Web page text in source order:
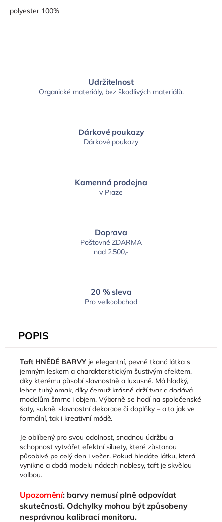
polyester 100%
Udržitelnost
Organické materiály, bez škodlivých materiálů.
Dárkové poukazy
Dárkové poukazy
Kamenná prodejna
v Praze
Doprava
Poštovné ZDARMA
nad 2.500,-
20 % sleva
Pro velkoobchod
POPIS
Taft HNĚDÉ BARVY je elegantní, pevně tkaná látka s
jemným leskem a charakteristickým šustivým efektem,
díky kterému působí slavnostně a luxusně. Má hladký,
lehce tuhý omak, díky čemuž krásně držítvar a dodává
modelům šmrnc i objem. Výborně se hodí na společenské
šaty, sukně, slavnostnídekorace či doplňky – a to jak ve
formální, tak i kreativní módě.
Je oblíbený pro svou odolnost, snadnou údržbu a
schopnost vytvářet efektní siluety, které zůstanou
působivé po celý den i večer. Pokud hledáte látku, která
vynikne a dodá modelu nádech noblesy, taft je skvělou
volbou.
Upozornění: barvy nemusí plně odpovídat
skutečnosti. Odchylky mohou být způsobeny
nesprávnou kalibrací monitoru.